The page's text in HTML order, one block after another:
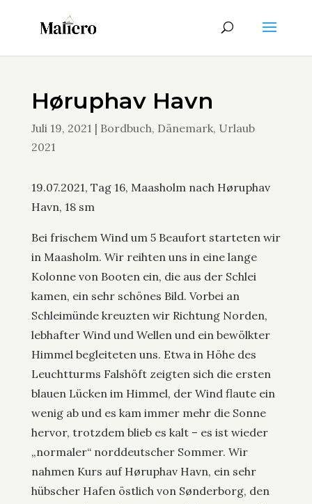
Høruphav Havn
Juli 19, 2021 | Bordbuch, Dänemark, Urlaub
2021
19.07.2021, Tag 16, Maasholm nach Høruphav
Havn, 18 sm
Bei frischem Wind um 5 Beaufort starteten wir
in Maasholm. Wir reihten uns in eine lange
Kolonne von Booten ein, die aus der Schlei
kamen, ein sehr schönes Bild. Vorbei an
Schleimünde kreuzten wir Richtung Norden,
lebhafter Wind und Wellen und ein bewölkter
Himmel begleiteten uns. Etwa in Höhe des
Leuchtturms Falshöft zeigten sich die ersten
blauen Lücken im Himmel, der Wind flaute ein
wenig ab und es kam immer mehr die Sonne
hervor, trotzdem blieb es kalt – es ist wieder
„normaler“ norddeutscher Sommer. Wir
nahmen Kurs auf Høruphav Havn, ein sehr
hübscher Hafen östlich von Sønderborg, den